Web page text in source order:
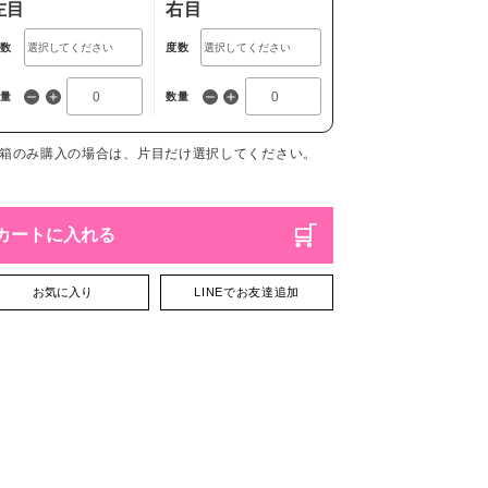
目 右目
度数
数量
のみ購入の場合は、片目だけ選択してください。
ートに入れる
お気に入り LINEでお友達追加